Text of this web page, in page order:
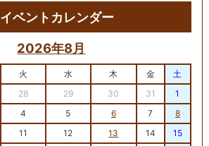
イベントカレンダー
2026年8月
火 水 木 金
土
28 29 30 31
1
4 5 6 7
8
11 12 13 14
15